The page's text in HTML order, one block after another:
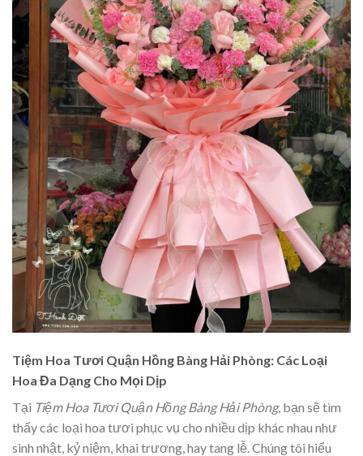
Tiệm Hoa Tươi Quận Hồng Bàng Hải Phòng: Các Loại
Hoa Đa Dạng Cho Mọi Dịp
Tại Tiệm Hoa Tươi Quận Hồng Bàng Hải Phòng, bạn sẽ tìm
thấy các loại hoa tươi phục vụ cho nhiều dịp khác nhau như
sinh nhật, kỷ niệm, khai trương, hay tang lễ. Chúng tôi hiểu